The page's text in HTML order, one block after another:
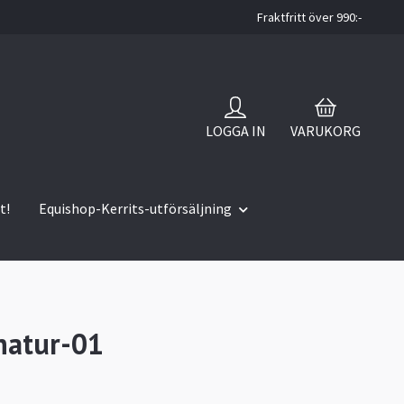
Fraktfritt över 990:-
LOGGA IN VARUKORG
Equishop-Kerrits-utförsäljning
01